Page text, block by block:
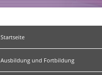
Startseite
Ausbildung und Fortbildung